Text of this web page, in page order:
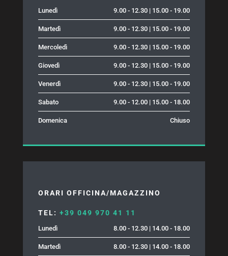
Lunedì 9.00 - 12.30 | 15.00 - 19.00
Martedì 9.00 - 12.30 | 15.00 - 19.00
Mercoledì 9.00 - 12.30 | 15.00 - 19.00
Giovedì 9.00 - 12.30 | 15.00 - 19.00
Venerdì 9.00 - 12.30 | 15.00 - 19.00
Sabato 9.00 - 12.00 | 15.00 - 18.00
Domenica Chiuso
ORARI OFFICINA/MAGAZZINO
TEL: +39 049 970 41 11
Lunedì 8.00 - 12.30 | 14.00 - 18.00
Martedì 8.00 - 12.30 | 14.00 - 18.00